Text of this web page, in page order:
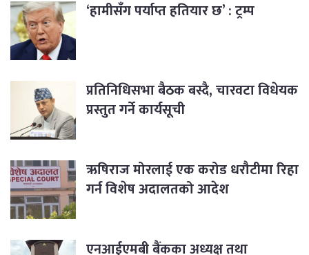
‘हामीसँग पर्याप्त हतियार छ’ : ट्रम्प
प्रतिनिधिसभा बैठक बस्दै, चारवटा विधेयक
प्रस्तुत गर्ने कार्यसूची
ऋषिराज मोरलाई एक करोड धरौटीमा रिहा
गर्न विशेष अदालतको आदेश
एनआईएमबी बैंकका अध्यक्ष तथा